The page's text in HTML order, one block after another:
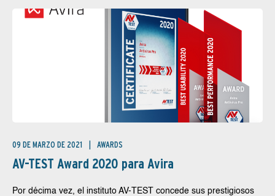
09 DE MARZO DE 2021 AWARDS
AV-TEST Award 2020 para Avira
Por décima vez, el instituto AV-TEST concede sus prestigiosos